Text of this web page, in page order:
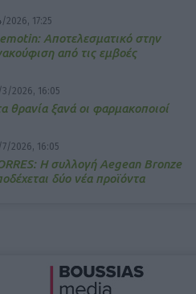
2026, 17:25
Αποτελεσματικό στην
από τις εμβοές
3/2026, 16:05
θρανία ξανά οι φαρμακοποιοί
7/2026, 16:05
Η συλλογή Aegean Bronze
δύο νέα προϊόντα